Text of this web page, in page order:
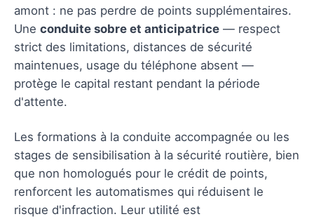
amont : ne pas perdre de points supplémentaires.
Une conduite sobre et anticipatrice — respect
strict des limitations, distances de sécurité
maintenues, usage du téléphone absent —
protège le capital restant pendant la période
d'attente.
Les formations à la conduite accompagnée ou les
stages de sensibilisation à la sécurité routière, bien
que non homologués pour le crédit de points,
renforcent les automatismes qui réduisent le
risque d'infraction. Leur utilité est